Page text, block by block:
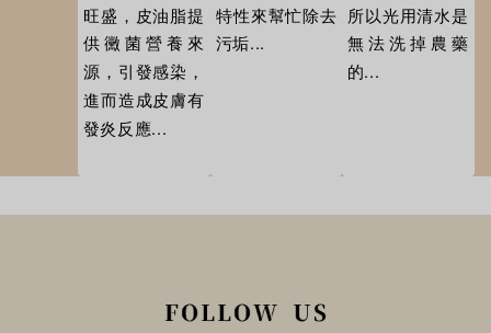
旺盛，皮油脂提
供黴菌營養來
源，引發感染，
進而造成皮膚有
發炎反應...
特性來幫忙除去
污垢...
所以光用清水是
無法洗掉農藥
的...